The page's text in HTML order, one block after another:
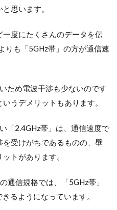
思います。
度にたくさんのデータを伝
りも「5GHz帯」の方が通信速
ため電波干渉も少ないのです
うデメリットもあります。
「2.4GHz帯」は、通信速度で
受けがちであるものの、壁
トがあります。
通信規格では、「5GHz帯」
るようになっています。